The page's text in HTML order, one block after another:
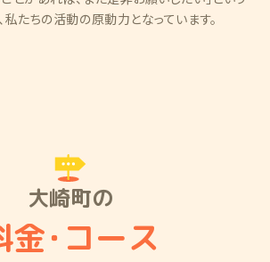
私たちの活動の原動力となっています。
大崎町の
金・コース